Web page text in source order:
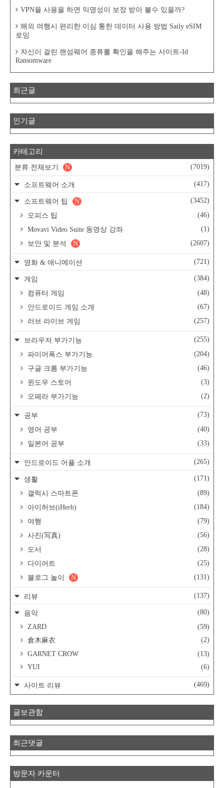
VPN을 사용을 하면 익명성이 보장 받아 볼수 있을까?
해외 여행시 편리한 이심 통한 데이터 사용 방법 Saily eSIM
로밍
자신이 걸린 랜섬웨어 종류를 확인을 해주는 사이트-Id
Ransomware
최근글
인기글
카테고리
분류 전체보기 (7019)
N
소프트웨어 소개 (417)
소프트웨어 팁 (3452)
N
오피스 팁
(46)
Movavi Video Suite 동영상 강좌
(1)
보안 및 분석
(2607)
N
영화 & 애니메이션 (721)
게임
(384)
컴퓨터 게임
(48)
안드로이드 게임 소개
(67)
러브 라이브 게임
(257)
브라우저 부가기능
(255)
파이어폭스 부가기능
(204)
구글 크롬 부가기능
(46)
윈도우 스토어
(3)
오페라 부가기능
(2)
공부
(73)
영어 공부
(40)
일본어 공부
(33)
안드로이드 어플 소개 (265)
생활
(171)
갤럭시 스마트폰
(89)
아이허브(iHerb)
(184)
여행
(79)
사진(写真)
(56)
도서
(28)
다이어트
(25)
블로그 놀이
(131)
N
리뷰 (137)
음악
(80)
ZARD
(59)
倉木麻衣
(2)
GARNET CROW
(13)
YUI
(6)
사이트 리뷰 (469)
글보관함
최근댓글
방문자 카운터